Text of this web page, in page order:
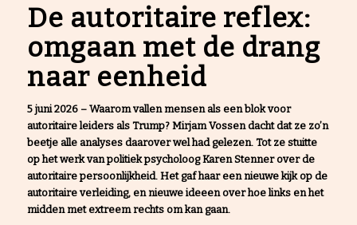
De autoritaire reflex:
omgaan met de drang
naar eenheid
5 juni 2026 – Waarom vallen mensen als een blok voor
autoritaire leiders als Trump? Mirjam Vossen dacht dat ze zo’n
beetje alle analyses daarover wel had gelezen. Tot ze stuitte
op het werk van politiek psycholoog Karen Stenner over de
autoritaire persoonlijkheid. Het gaf haar een nieuwe kijk op de
autoritaire verleiding, en nieuwe ideeen over hoe links en het
midden met extreem rechts om kan gaan.